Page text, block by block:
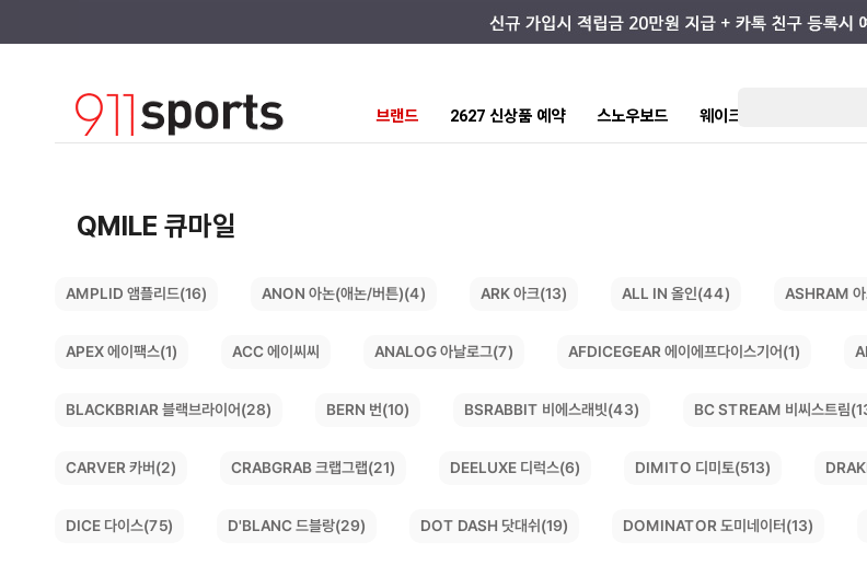
브랜드 2627 신상품 예약 스노우보드 웨이크/서핑
QMILE 큐마일
AMPLID 앰플리드(16) ANON 아논(애논/버튼)(4) ARK 아크(13) ALL IN 올인(44) ASHRAM
APEX 에이팩스(1) ACC 에이씨씨 ANALOG 아날로그(7) AFDICEGEAR 에이에프다이스기어(1)
BLACKBRIAR 블랙브라이어(28) BERN 번(10) BSRABBIT 비에스래빗(43) BC STREAM 비씨스트림
CARVER 카버(2) CRABGRAB 크랩그랩(21) DEELUXE 디럭스(6) DIMITO 디미토(513)
DICE 다이스(75) D'BLANC 드블랑(29) DOT DASH 닷대쉬(19) DOMINATOR 도미네이터(13)